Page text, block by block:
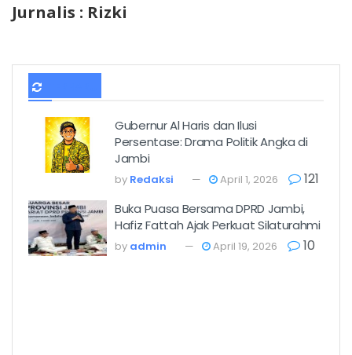
Jurnalis : Rizki
Gubernur Al Haris dan Ilusi
Persentase: Drama Politik Angka di
Jambi
by Redaksi April 1, 2026 121
Buka Puasa Bersama DPRD Jambi,
Hafiz Fattah Ajak Perkuat Silaturahmi
by admin April 19, 2026 10